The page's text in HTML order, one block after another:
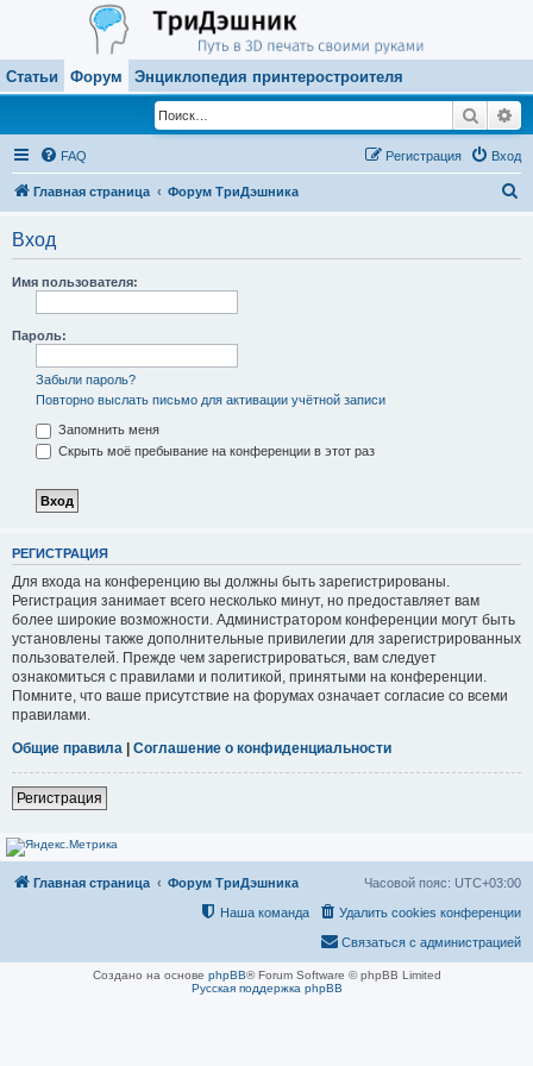
Статьи Форум Энциклопедия принтеростроителя
Поиск
FAQ Вход
Регистрация
Главная страница Форум ТриДэшника
Вход
Имя пользователя:
Пароль:
Забыли пароль?
Повторно выслать письмо для активации учётной записи
Запомнить меня
Скрыть моё пребывание на конференции в этот раз
РЕГИСТРАЦИЯ
Для входа на конференцию вы должны быть зарегистрированы.
Регистрация занимает всего несколько минут, но предоставляет вам
более широкие возможности. Администратором конференции могут быть
установлены также дополнительные привилегии для зарегистрированных
пользователей. Прежде чем зарегистрироваться, вам следует
ознакомиться с правилами и политикой, принятыми на конференции.
Помните, что ваше присутствие на форумах означает согласие со всеми
правилами.
Общие правила | Соглашение о конфиденциальности
Регистрация
Главная страница Форум ТриДэшника Часовой пояс: UTC+03:00
Удалить cookies конференции
Наша команда
Связаться с администрацией
Создано на основе phpBB® Forum Software © phpBB Limited
Русская поддержка phpBB